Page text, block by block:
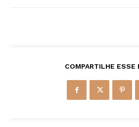
COMPARTILHE ESSE